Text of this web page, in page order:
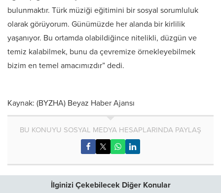
bulunmaktır. Türk müziği eğitimini bir sosyal sorumluluk
olarak görüyorum. Günümüzde her alanda bir kirlilik
yaşanıyor. Bu ortamda olabildiğince nitelikli, düzgün ve
temiz kalabilmek, bunu da çevremize örnekleyebilmek
bizim en temel amacımızdır” dedi.
Kaynak: (BYZHA) Beyaz Haber Ajansı
BU KONUYU SOSYAL MEDYA HESAPLARINDA PAYLAŞ
İlginizi Çekebilecek Diğer Konular